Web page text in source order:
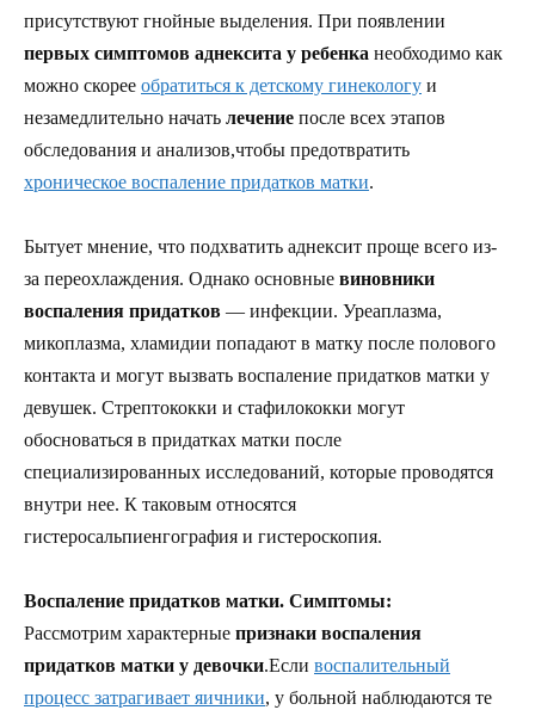
присутствуют гнойные выделения. При появлении
первых симптомов аднексита у ребенка необходимо как
можно скорее обратиться к детскому гинекологу и
незамедлительно начать лечение после всех этапов
обследования и анализов,чтобы предотвратить
хроническое воспаление придатков матки.
Бытует мнение, что подхватить аднексит проще всего из-
за переохлаждения. Однако основные виновники
воспаления придатков — инфекции. Уреаплазма,
микоплазма, хламидии попадают в матку после полового
контакта и могут вызвать воспаление придатков матки у
девушек. Стрептококки и стафилококки могут
обосноваться в придатках матки после
специализированных исследований, которые проводятся
внутри нее. К таковым относятся
гистеросальпиенгография и гистероскопия.
Воспаление придатков матки. Симптомы:
Рассмотрим характерные признаки воспаления
придатков матки у девочки.Если воспалительный
процесс затрагивает яичники, у больной наблюдаются те